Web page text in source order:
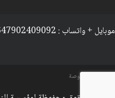
موبايل + واتساب : 009647902409092
السياسة والخصوصة